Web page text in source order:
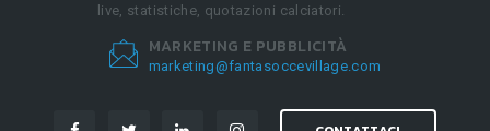
live, statistiche, quotazioni calciatori.
MARKETING E PUBBLICITÀ
marketing@fantasoccevillage.com